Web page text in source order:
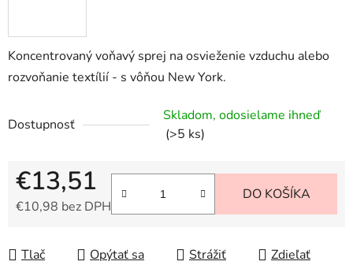
Koncentrovaný voňavý sprej na osvieženie vzduchu alebo
rozvoňanie textílií - s vôňou New York.
Dostupnosť
Skladom, odosielame ihneď
(>5 ks)
€13,51
€10,98 bez DPH
DO KOŠÍKA
Tlač Opýtať sa Strážiť Zdieľať